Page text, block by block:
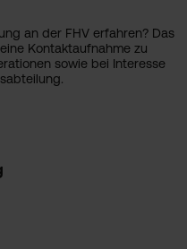
an der FHV erfahren? Das
Kontaktaufnahme zu
sowie bei Interesse